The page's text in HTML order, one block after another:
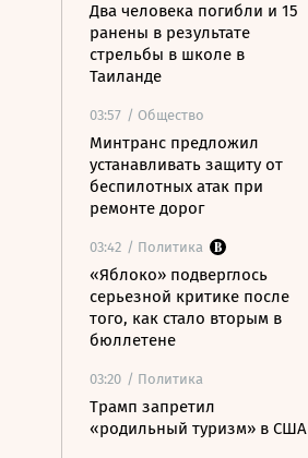
Два человека погибли и 15
ранены в результате
стрельбы в школе в
Таиланде
03:57 / Общество
Минтранс предложил
устанавливать защиту от
беспилотных атак при
ремонте дорог
03:42 / Политика
«Яблоко» подверглось
серьезной критике после
того, как стало вторым в
бюллетене
03:20 / Политика
Трамп запретил
«родильный туризм» в США